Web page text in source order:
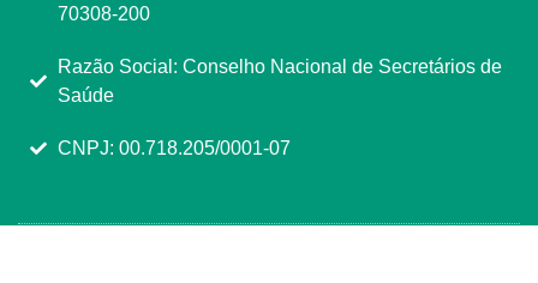
70308-200
Razão Social: Conselho Nacional de Secretários de
Saúde
CNPJ: 00.718.205/0001-07